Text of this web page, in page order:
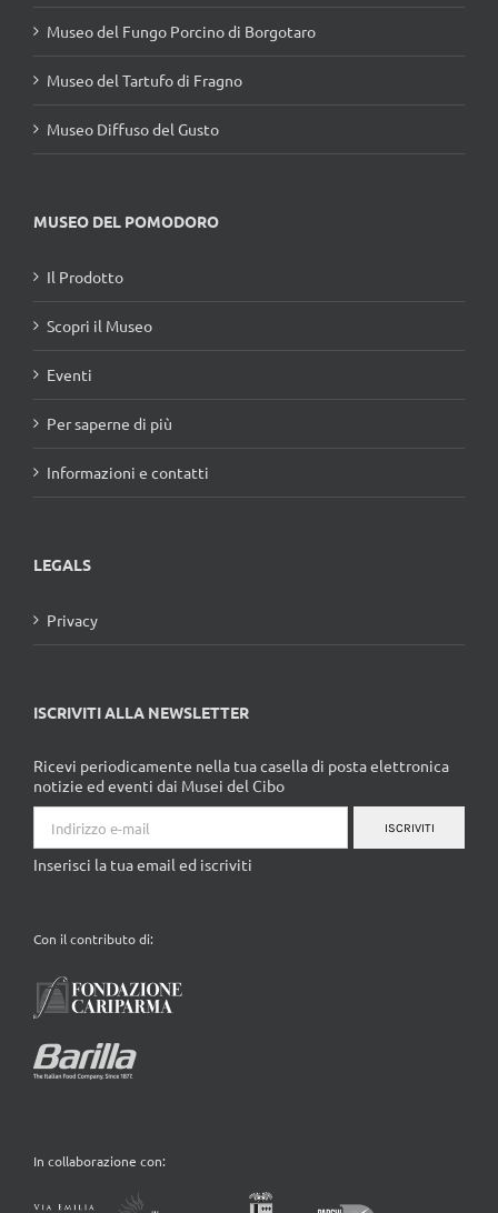
Museo del Fungo Porcino di Borgotaro
Museo del Tartufo di Fragno
Museo Diffuso del Gusto
MUSEO DEL POMODORO
Il Prodotto
Scopri il Museo
Eventi
Per saperne di più
Informazioni e contatti
LEGALS
Privacy
ISCRIVITI ALLA NEWSLETTER
Ricevi periodicamente nella tua casella di posta elettronica
notizie ed eventi dai Musei del Cibo
ISCRIVITI
Inserisci la tua email ed iscriviti
Con il contributo di:
In collaborazione con: